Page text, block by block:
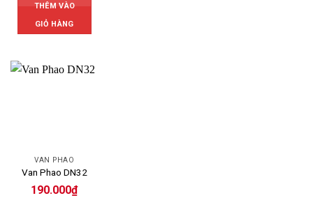
THÊM VÀO
GIỎ HÀNG
VAN PHAO
Van Phao DN32
190.000₫